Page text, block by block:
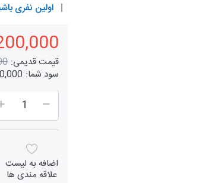
اولین نفری
3,200,000
قیمت قدیمی:
سود شما:
اضافه به لیست
علاقه مندی ها